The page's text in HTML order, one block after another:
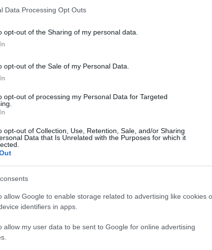
Data Processing Opt Outs
opt-out of the Sharing of my personal data.
opt-out of the Sale of my Personal Data.
opt-out of processing my Personal Data for Targeted
opt-out of Collection, Use, Retention, Sale, and/or Sharing
Data that Is Unrelated with the Purposes for which it
allow Google to enable storage related to advertising like cookies
identifiers in apps.
allow my user data to be sent to Google for online advertising
Powered byLocalImpact
Garanzia di due anni
di assistenza.
Spedizione gratuitaper
Per maggiori dettagli